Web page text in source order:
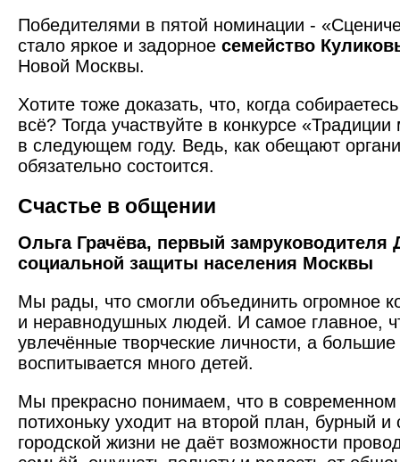
Победителями в пятой номинации -
стало яркое и задорное семейство
Новой Москвы.
Хотите тоже доказать, что, когда
всё? Тогда участвуйте в конкурсе
в следующем году. Ведь, как обещают
обязательно состоится.
Счастье в общении
Ольга Грачёва, первый замруководителя
социальной защиты населения Москвы
Мы рады, что смогли объединить огромное
и неравнодушных людей. И самое главное,
увлечённые творческие личности, а
воспитывается много детей.
Мы прекрасно понимаем, что в
потихоньку уходит на второй план, бурный
городской жизни не даёт возможности